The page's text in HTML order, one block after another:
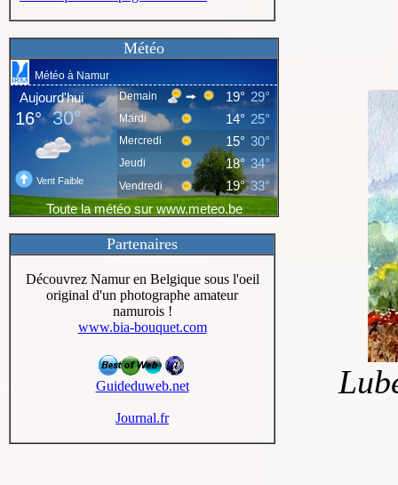
Météo
Partenaires
Découvrez Namur en Belgique sous l'oeil
original d'un photographe amateur
namurois !
www.bia-bouquet.com
Guideduweb.net
Journal.fr